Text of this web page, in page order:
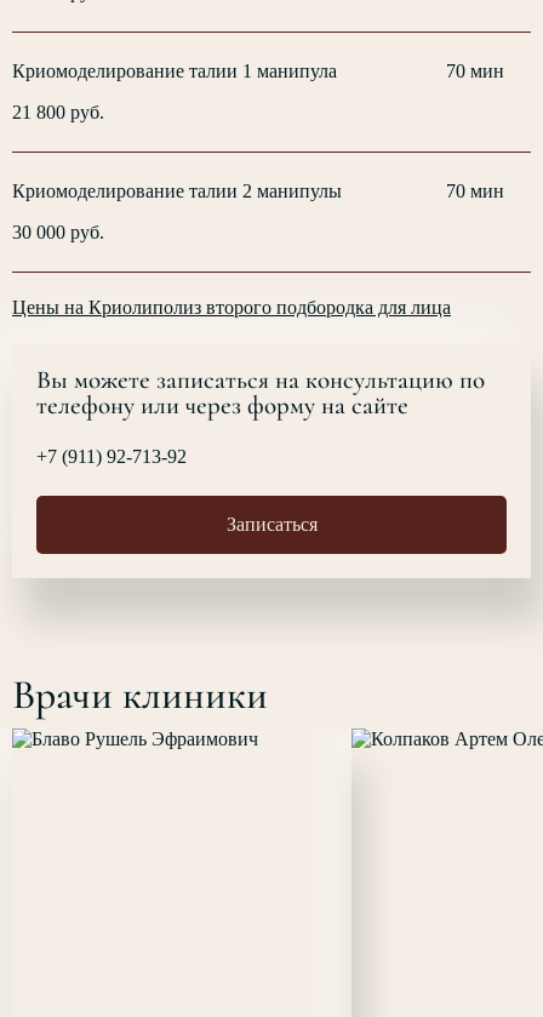
Вы можете записаться на консультацию по
телефону или через форму на сайте
+7 (911) 92-713-92
Записаться
Криомоделирование талии 1 манипула
70 мин
21 800 руб.
Криомоделирование талии 2 манипулы
70 мин
30 000 руб.
Цены на Криолиполиз второго подбородка для лица
Врачи клиники